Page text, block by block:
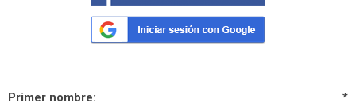
Primer nombre: *